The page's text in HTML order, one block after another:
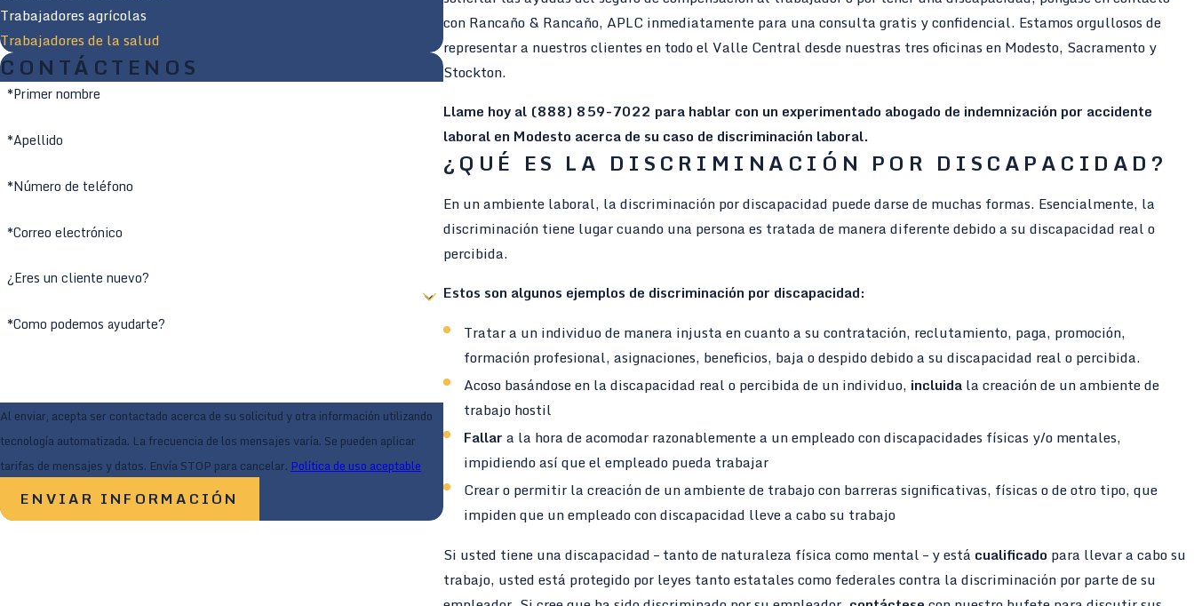
con Rancaño & Rancaño, APLC inmediatamente para una consulta gratis y confidencial. Estamos orgullosos de
representar a nuestros clientes en todo el Valle Central desde nuestras tres oficinas en Modesto, Sacramento y
Stockton.
Llame hoy al (888) 859-7022 para hablar con un experimentado abogado de indemnización por accidente
laboral en Modesto acerca de su caso de discriminación laboral.
¿QUÉ ES LA DISCRIMINACIÓN POR DISCAPACIDAD?
En un ambiente laboral, la discriminación por discapacidad puede darse de muchas formas. Esencialmente, la
discriminación tiene lugar cuando una persona es tratada de manera diferente debido a su discapacidad real o
percibida.
Estos son algunos ejemplos de discriminación por discapacidad:
Tratar a un individuo de manera injusta en cuanto a su contratación, reclutamiento, paga, promoción,
formación profesional, asignaciones, beneficios, baja o despido debido a su discapacidad real o percibida.
Acoso basándose en la discapacidad real o percibida de un individuo, incluidala creación de un ambiente de
trabajo hostil
Fallara la hora de acomodar razonablemente a un empleado con discapacidades físicas y/o mentales,
impidiendo así que el empleado pueda trabajar
Crear o permitir la creación de un ambiente de trabajo con barreras significativas, físicas o de otro tipo, que
impiden que un empleado con discapacidad lleve a cabo su trabajo
Si usted tiene una discapacidad – tanto de naturaleza física como mental – y está cualificado para llevar a cabo su
trabajo, usted está protegido por leyes tanto estatales como federales contra la discriminación por parte de su
Trabajadores agrícolas
Trabajadores de la salud
CONTÁCTENOS
*Primer nombre
*Apellido
*Número de teléfono
*Correo electrónico
¿Eres un cliente nuevo?
*Como podemos ayudarte?
Al enviar, acepta ser contactado acerca de su solicitud y otra información utilizando
tecnología automatizada. La frecuencia de los mensajes varía. Se pueden aplicar
tarifas de mensajes y datos. Envía STOP para cancelar. Política de uso aceptable
ENVIAR INFORMACIÓN